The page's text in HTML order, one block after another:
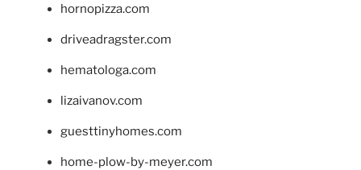
hornopizza.com
driveadragster.com
hematologa.com
lizaivanov.com
guesttinyhomes.com
home-plow-by-meyer.com